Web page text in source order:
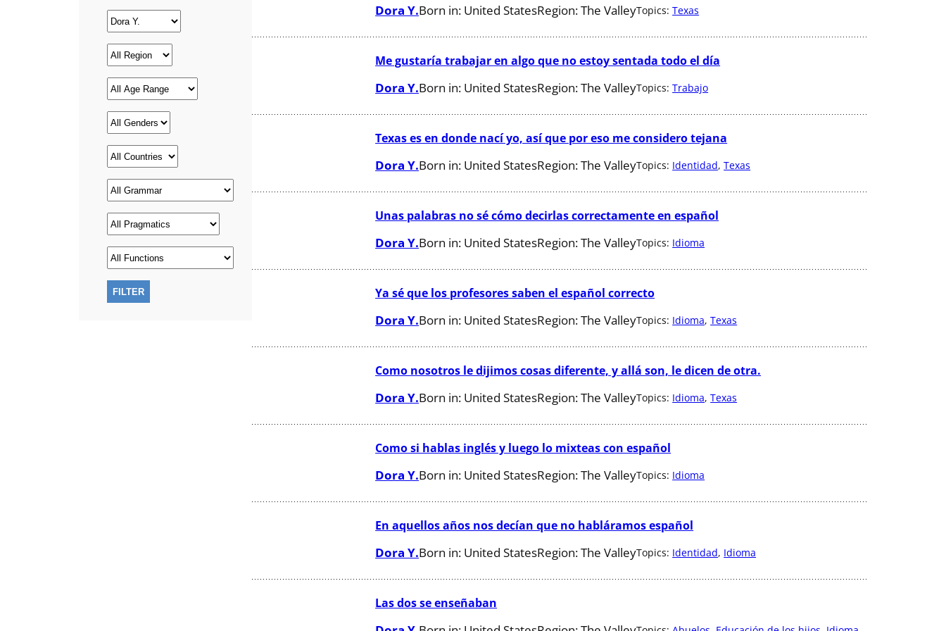
Dora Y.Born in: United StatesRegion:The ValleyTopics:Texas
Me gustaría trabajar en algo que no estoy sentada todo el día
Dora Y.Born in: United StatesRegion:The ValleyTopics:Trabajo
Texas es en donde nací yo, así que por eso me considero tejana
Dora Y.Born in: United StatesRegion:The ValleyTopics: Identidad, Texas
Unas palabras no sé cómo decirlas correctamente en español
Dora Y.Born in: United StatesRegion:The ValleyTopics: Idioma
Ya sé que los profesores saben el español correcto
Dora Y.Born in: United StatesRegion:The ValleyTopics: Idioma, Texas
Como nosotros le dijimos cosas diferente, y allá son, le dicen de otra.
Dora Y.Born in: United StatesRegion:The ValleyTopics: Idioma, Texas
Como si hablas inglés y luego lo mixteas con español
Dora Y.Born in: United StatesRegion:The ValleyTopics: Idioma
En aquellos años nos decían que no habláramos español
Dora Y.Born in: United StatesRegion:The ValleyTopics: Identidad, Idioma
Las dos se enseñaban